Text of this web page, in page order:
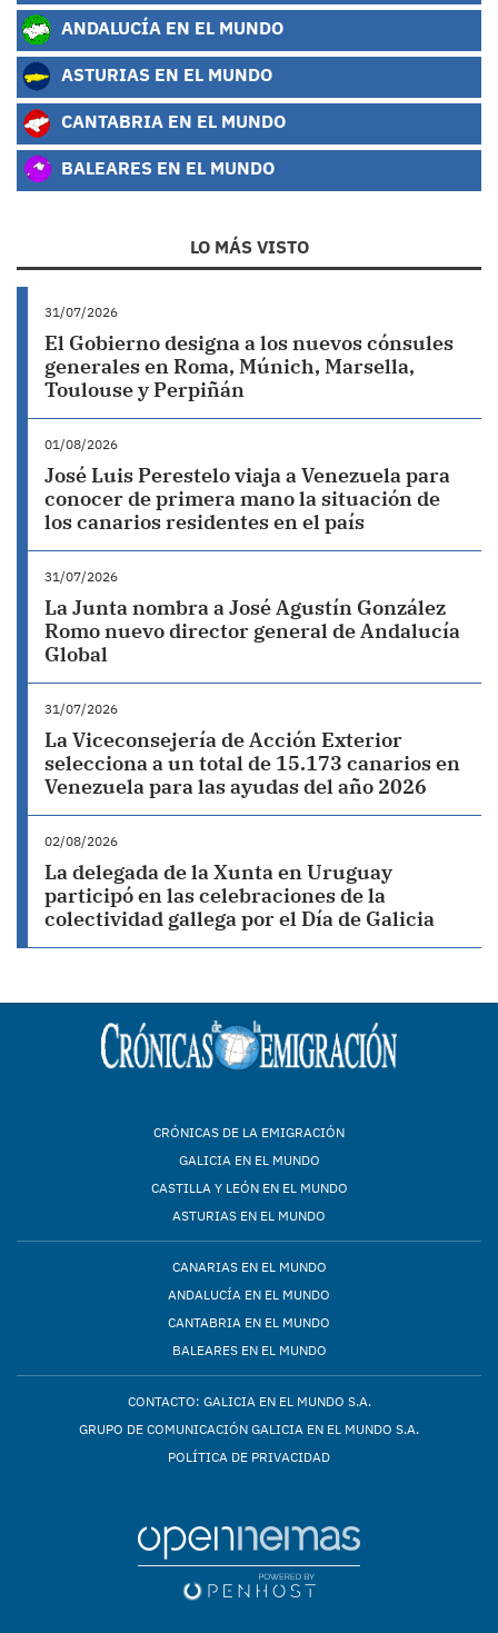
ANDALUCÍA EN EL MUNDO
ASTURIAS EN EL MUNDO
CANTABRIA EN EL MUNDO
BALEARES EN EL MUNDO
LO MÁS VISTO
31/07/2026
El Gobierno designa a los nuevos cónsules
generales en Roma, Múnich, Marsella,
Toulouse y Perpiñán
01/08/2026
José Luis Perestelo viaja a Venezuela para
conocer de primera mano la situación de
los canarios residentes en el país
31/07/2026
La Junta nombra a José Agustín González
Romo nuevo director general de Andalucía
Global
31/07/2026
La Viceconsejería de Acción Exterior
selecciona a un total de 15.173 canarios en
Venezuela para las ayudas del año 2026
02/08/2026
La delegada de la Xunta en Uruguay
participó en las celebraciones de la
colectividad gallega por el Día de Galicia
CRÓNICAS DE LA EMIGRACIÓN
GALICIA EN EL MUNDO
CASTILLA Y LEÓN EN EL MUNDO
ASTURIAS EN EL MUNDO
CANARIAS EN EL MUNDO
ANDALUCÍA EN EL MUNDO
CANTABRIA EN EL MUNDO
BALEARES EN EL MUNDO
CONTACTO: GALICIA EN EL MUNDO S.A.
GRUPO DE COMUNICACIÓN GALICIA EN EL MUNDO S.A.
POLÍTICA DE PRIVACIDAD